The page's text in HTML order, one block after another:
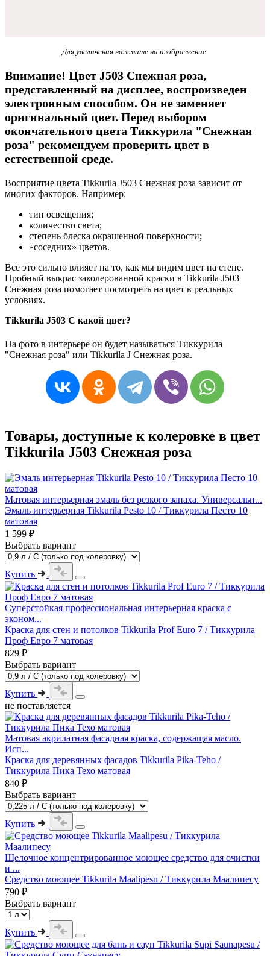
Для увеличения нажмите на изображение.
Внимание! Цвет J503 Снежная роза,
представленный на дисплее, воспроизведен
электронным способом. Он не заменяет
оригинальный цвет. Перед выбором
окончательного цвета Тиккурила "Снежная
роза" рекомендуем проверить цвет в
естественной среде.
Восприятие цвета Tikkurila J503 Снежная роза зависит от
многих факторов. Например:
тип освещения;
количество света;
степень блеска окрашенной поверхности;
«соседних» цветов.
Всё это сильно влияет на то, как мы видим цвет на стене.
Пробный выкрас заколерованной краски в Tikkurila J503
Снежная роза помогает посмотреть на цвет в реальных
условиях.
Tikkurila J503 С какой цвет?
На фото в интерьере он будет называться Тиккурила
"Снежная роза" или Tikkurila J Снежная роза.
Товары, доступные к колеровке в цвет
Tikkurila J503 Снежная роза
Матовая интерьерная эмаль без резкого запаха. Универсальн...
Эмаль интерьерная Tikkurila Pesto 10 / Тиккурила Песто 10
матовая
1 599 ₽
Выбрать вариант
Купить
Суперстойкая профессиональная интерьерная краска с
эконом...
Краска для стен и потолков Tikkurila Prof Euro 7 / Тиккурила
Проф Евро 7 матовая
829 ₽
Выбрать вариант
Купить
не поставляется
Матовая акрилатная фасадная краска, содержащая масло.
Исп...
Краска для деревянных фасадов Tikkurila Pika-Teho /
Тиккурила Пика Техо матовая
840 ₽
Выбрать вариант
Купить
Щелочное концентрированное моющее средство для очистки
и ...
Средство моющее Tikkurila Maalipesu / Тиккурила Маалипесу
790 ₽
Выбрать вариант
Купить